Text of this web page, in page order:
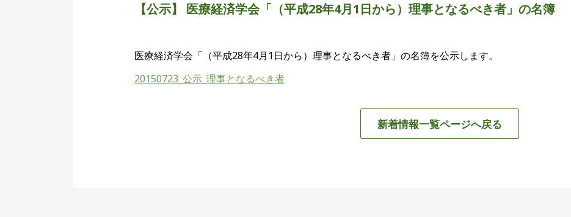
【公示】 医療経済学会「（平成28年4月1日から）理事となるべき者」の名簿
医療経済学会「（平成28年4月1日から）理事となるべき者」の名簿を公示します。
20150723_公示_理事となるべき者
新着情報一覧ページへ戻る